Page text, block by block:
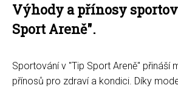
Výhody a přínosy
Sport Areně".
Sportování v "Tip Sport Areně" přináší
přínosů pro zdraví a kondici. Díky